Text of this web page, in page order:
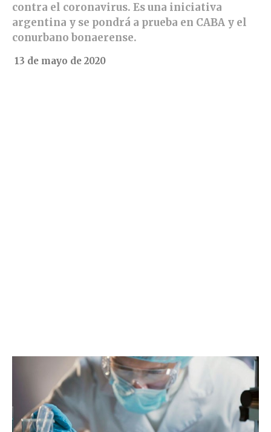
contra el coronavirus. Es una iniciativa
argentina y se pondrá a prueba en CABA y el
conurbano bonaerense.
13 de mayo de 2020